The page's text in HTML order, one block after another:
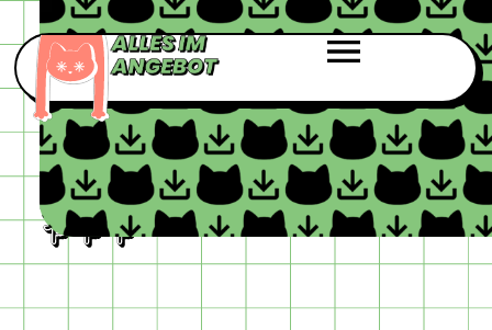
DOWNLOADS
Du möchtest über die Ausstellung berichten oder
sie weiterempfehlen? Im Download- und
Pressebereich stellen wir dir Materialien und
Hintergrundinformationen zur Verfügung.